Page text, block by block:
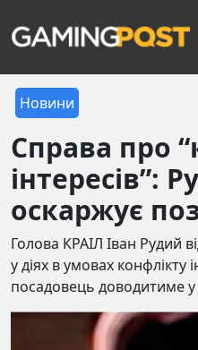
Новини
Справа про
інтересів”:
оскаржує
Голова КРАІЛ Іван Рудий
у діях в умовах конфлікту
посадовець доводитиме у